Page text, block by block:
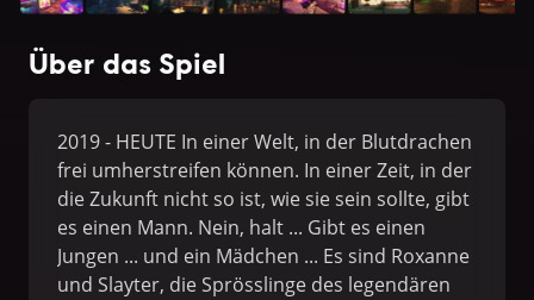
Über das Spiel
2019 - HEUTE In einer Welt, in der Blutdrachen
frei umherstreifen können. In einer Zeit, in der
die Zukunft nicht so ist, wie sie sein sollte, gibt
es einen Mann. Nein, halt ... Gibt es einen
Jungen ... und ein Mädchen ... Es sind Roxanne
und Slayter, die Sprösslinge des legendären